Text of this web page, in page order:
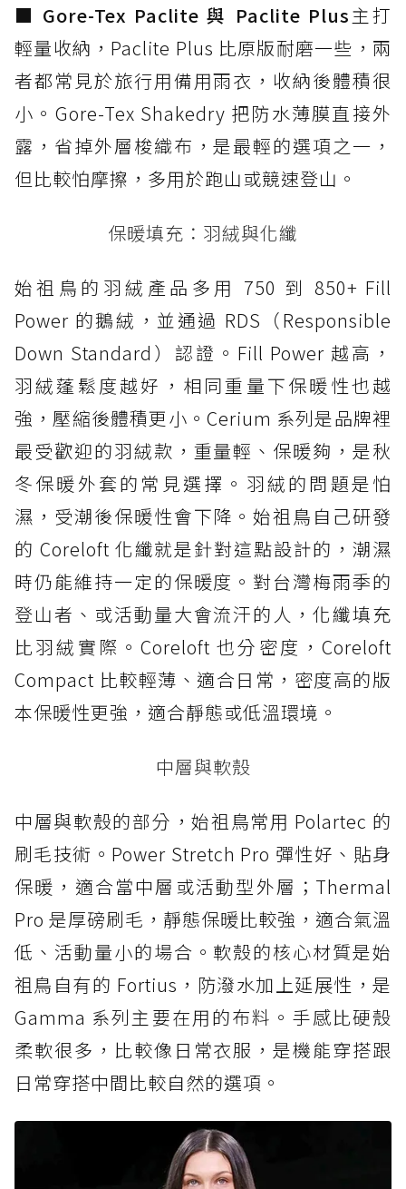
■ Gore-Tex Paclite 與 Paclite Plus主打
輕量收納，Paclite Plus 比原版耐磨一些，兩
者都常見於旅行用備用雨衣，收納後體積很
小。Gore-Tex Shakedry 把防水薄膜直接外
露，省掉外層梭織布，是最輕的選項之一，
但比較怕摩擦，多用於跑山或競速登山。
保暖填充：羽絨與化纖
始祖鳥的羽絨產品多用 750 到 850+ Fill
Power 的鵝絨，並通過 RDS（Responsible
Down Standard）認證。Fill Power 越高，
羽絨蓬鬆度越好，相同重量下保暖性也越
強，壓縮後體積更小。Cerium 系列是品牌裡
最受歡迎的羽絨款，重量輕、保暖夠，是秋
冬保暖外套的常見選擇。羽絨的問題是怕
濕，受潮後保暖性會下降。始祖鳥自己研發
的 Coreloft 化纖就是針對這點設計的，潮濕
時仍能維持一定的保暖度。對台灣梅雨季的
登山者、或活動量大會流汗的人，化纖填充
比羽絨實際。Coreloft 也分密度，Coreloft
Compact 比較輕薄、適合日常，密度高的版
本保暖性更強，適合靜態或低溫環境。
中層與軟殼
中層與軟殼的部分，始祖鳥常用 Polartec 的
刷毛技術。Power Stretch Pro 彈性好、貼身
保暖，適合當中層或活動型外層；Thermal
Pro 是厚磅刷毛，靜態保暖比較強，適合氣溫
低、活動量小的場合。軟殼的核心材質是始
祖鳥自有的 Fortius，防潑水加上延展性，是
Gamma 系列主要在用的布料。手感比硬殼
柔軟很多，比較像日常衣服，是機能穿搭跟
日常穿搭中間比較自然的選項。